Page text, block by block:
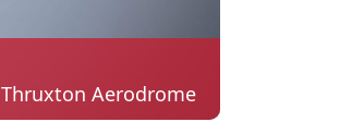
Thruxton Aerodrome